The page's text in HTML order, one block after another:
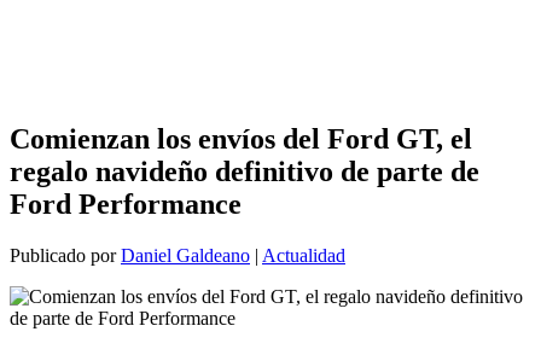
Comienzan los envíos del Ford GT, el
regalo navideño definitivo de parte de
Ford Performance
Publicado porDaniel Galdeano | Actualidad